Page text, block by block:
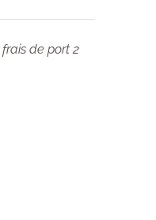
frais de port 2